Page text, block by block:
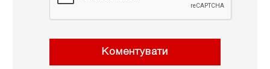
Коментувати